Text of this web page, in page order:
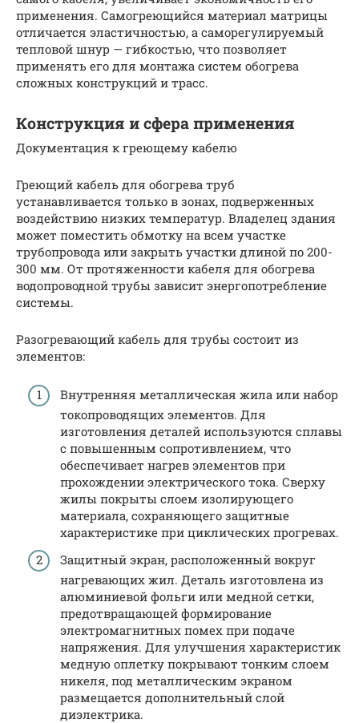
применения. Самогреющийся материал матрицы
отличается эластичностью, а саморегулируемый
тепловой шнур — гибкостью, что позволяет
применять его для монтажа систем обогрева
сложных конструкций и трасс.
Конструкция и сфера применения
Документация к греющему кабелю
Греющий кабель для обогрева труб
устанавливается только в зонах, подверженных
воздействию низких температур. Владелец здания
может поместить обмотку на всем участке
трубопровода или закрыть участки длиной по 200-
300 мм. От протяженности кабеля для обогрева
водопроводной трубы зависит энергопотребление
системы.
Разогревающий кабель для трубы состоит из
элементов:
Внутренняя металлическая жила или набор
токопроводящих элементов. Для
изготовления деталей используются сплавы
с повышенным сопротивлением, что
обеспечивает нагрев элементов при
прохождении электрического тока. Сверху
жилы покрыты слоем изолирующего
материала, сохраняющего защитные
характеристике при циклических прогревах.
Защитный экран, расположенный вокруг
нагревающих жил. Деталь изготовлена из
алюминиевой фольги или медной сетки,
предотвращающей формирование
электромагнитных помех при подаче
напряжения. Для улучшения характеристик
медную оплетку покрывают тонким слоем
никеля, под металлическим экраном
размещается дополнительный слой
диэлектрика.